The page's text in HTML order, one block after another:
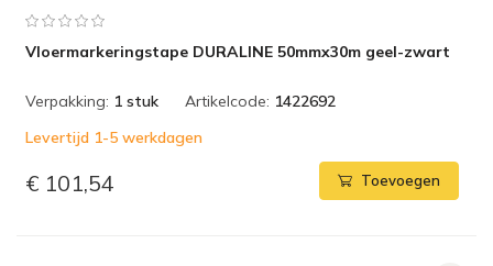
Vloermarkeringstape DURALINE 50mmx30m geel-zwart
Verpakking: 1 stuk Artikelcode: 1422692
Levertijd 1-5 werkdagen
€ 101,54 Toevoegen